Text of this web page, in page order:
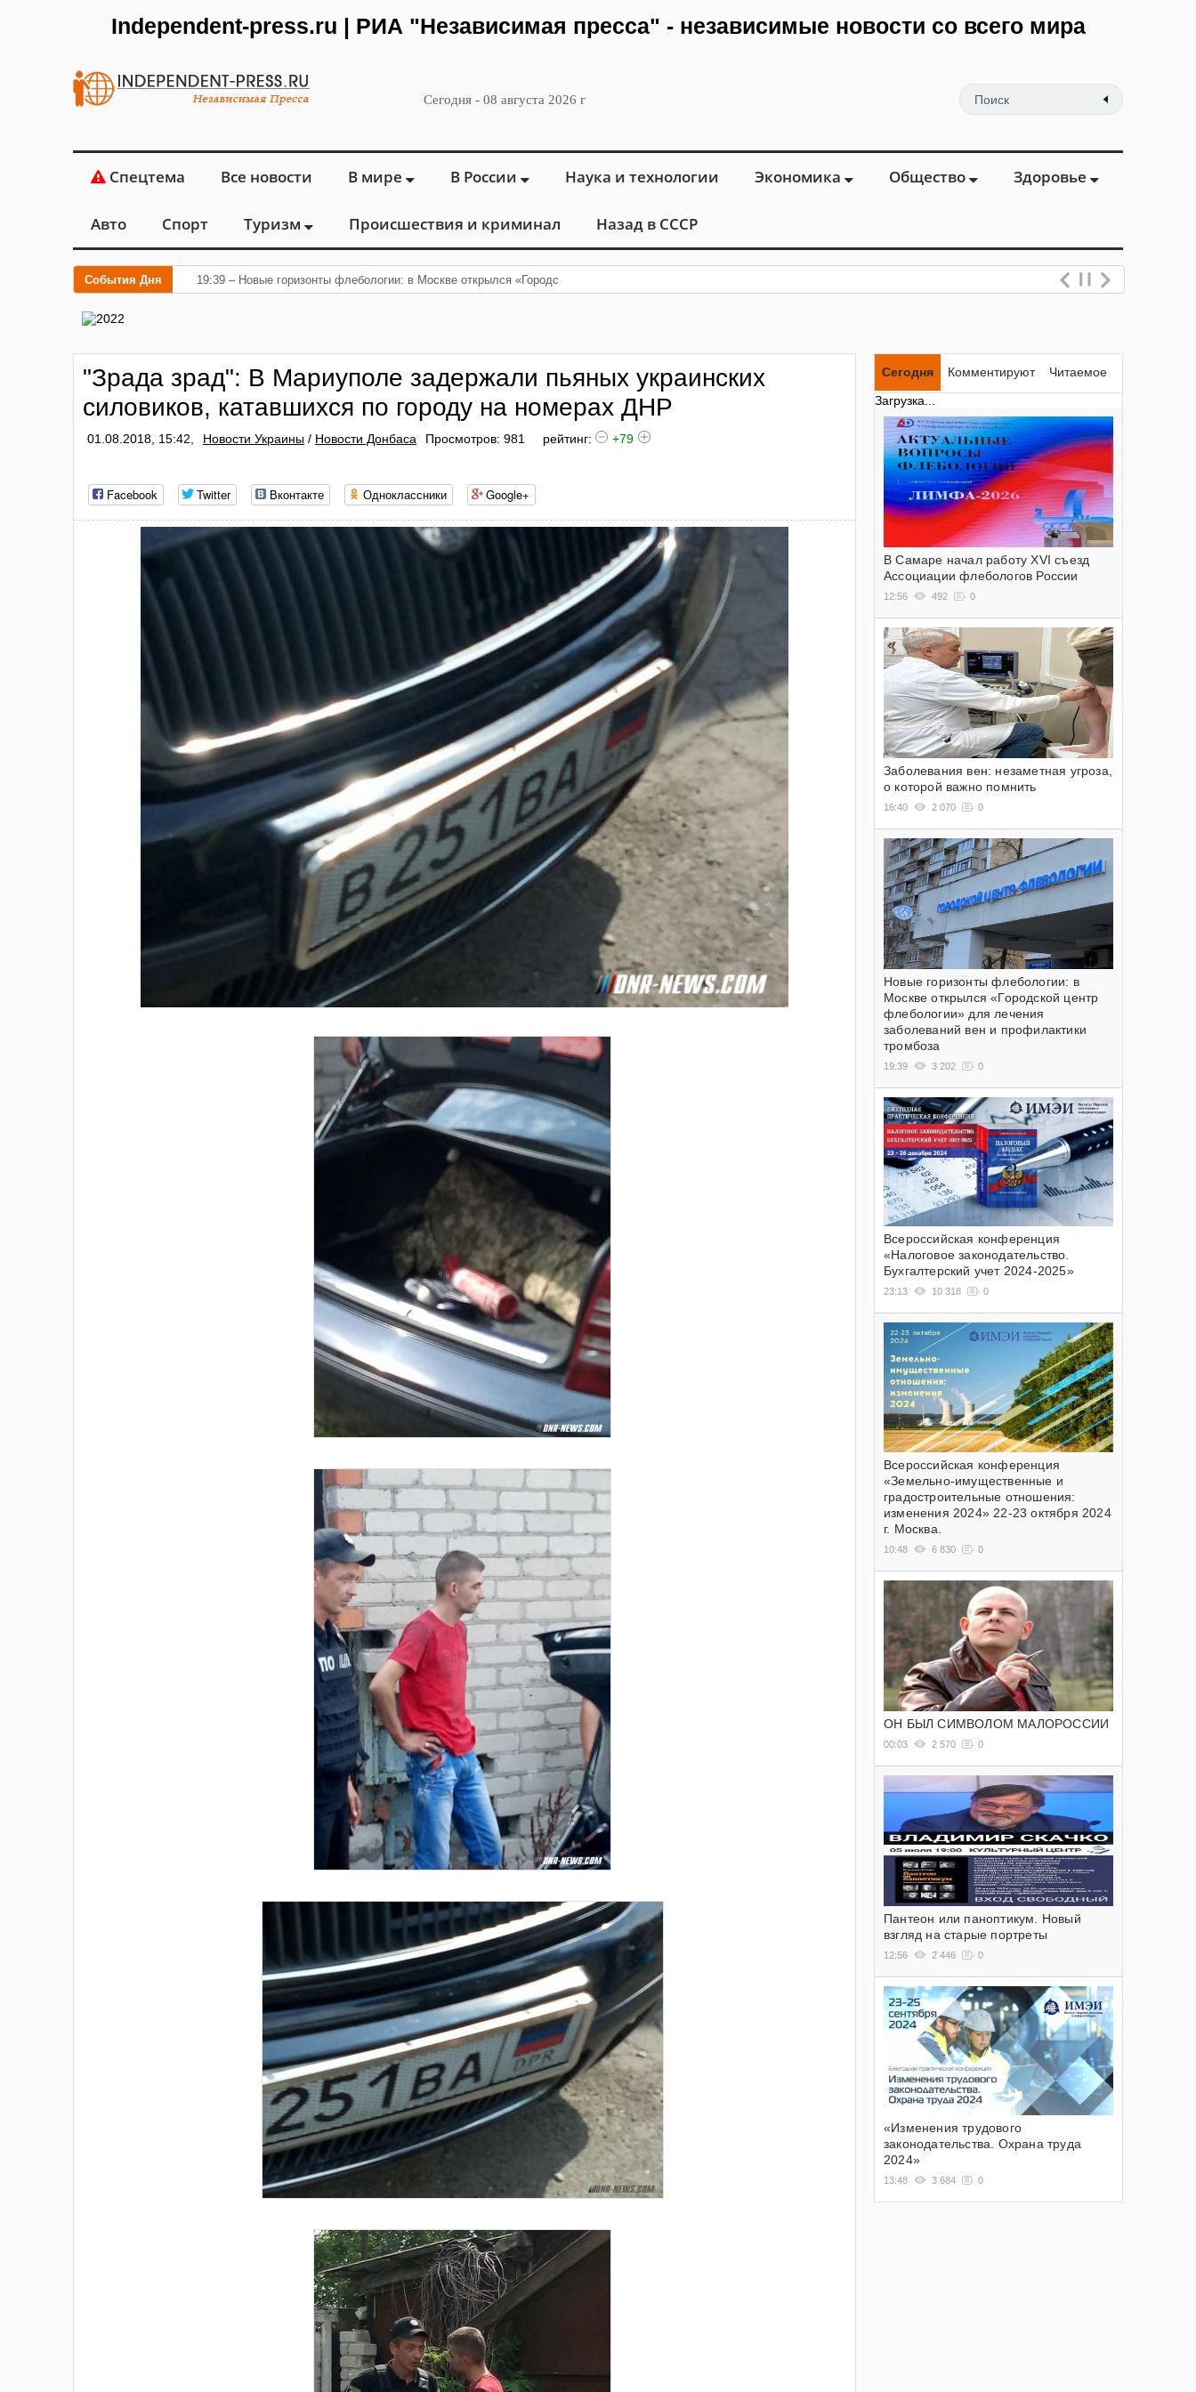
Independent-press.ru | РИА "Независимая пресса" - независимые новости со всего мира
Сегодня - 08 августа 2026 г
Спецтема Все новости В мире В России Наука и технологии Экономика Общество Здоровье
Авто Спорт Туризм Происшествия и криминал Назад в СССР
События Дня 19:39 – Новые горизонты флебологии: в Москве открылся «Городской центр флебологии» для лечения заболеваний ве
"Зрада зрад": В Мариуполе задержали пьяных украинских
силовиков, катавшихся по городу на номерах ДНР
01.08.2018, 15:42, Новости Украины / Новости Донбаса Просмотров: 981 рейтинг: +79
Facebook Twitter Вконтакте Одноклассники Google+
Сегодня Комментируют
Читаемое
Загрузка...
В Самаре начал работу XVI съезд
Ассоциации флебологов России
12:56 492 0
Заболевания вен: незаметная угроза,
о которой важно помнить
16:40 2 070 0
Новые горизонты флебологии: в
Москве открылся «Городской центр
флебологии» для лечения
заболеваний вен и профилактики
тромбоза
19:39 3 202 0
Всероссийская конференция
«Налоговое законодательство.
Бухгалтерский учет 2024-2025»
23:13 10 318 0
Всероссийская конференция
«Земельно-имущественные и
градостроительные отношения:
изменения 2024» 22-23 октября 2024
г. Москва.
10:48 6 830 0
ОН БЫЛ СИМВОЛОМ МАЛОРОССИИ
00:03 2 570 0
Пантеон или паноптикум. Новый
взгляд на старые портреты
12:56 2 446 0
«Изменения трудового
законодательства. Охрана труда
2024»
13:48 3 684 0